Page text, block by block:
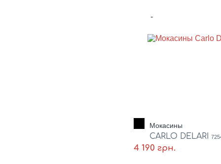
-
Мокасины
CARLO DELARI
4 190 грн.